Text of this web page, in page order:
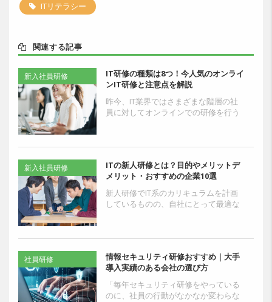
ITリテラシー
関連する記事
IT研修の種類は8つ！今人気のオンライ
ンIT研修と注意点を解説
昨今、IT業界ではさまざまな階層の社
員に対してオンラインでの研修を行う
ので、効率よく研修を進...
新入社員研修
ITの新人研修とは？目的やメリットデ
メリット・おすすめの企業10選
新人研修でIT系のカリキュラムを計画
しているものの、自社にとって最適な
系の新人研修に関す...
新入社員研修
情報セキュリティ研修おすすめ｜大手
導入実績のある会社の選び方
「毎年セキュリティ研修をやっている
のに、社員の行動がなかなか変わらな
社員研修